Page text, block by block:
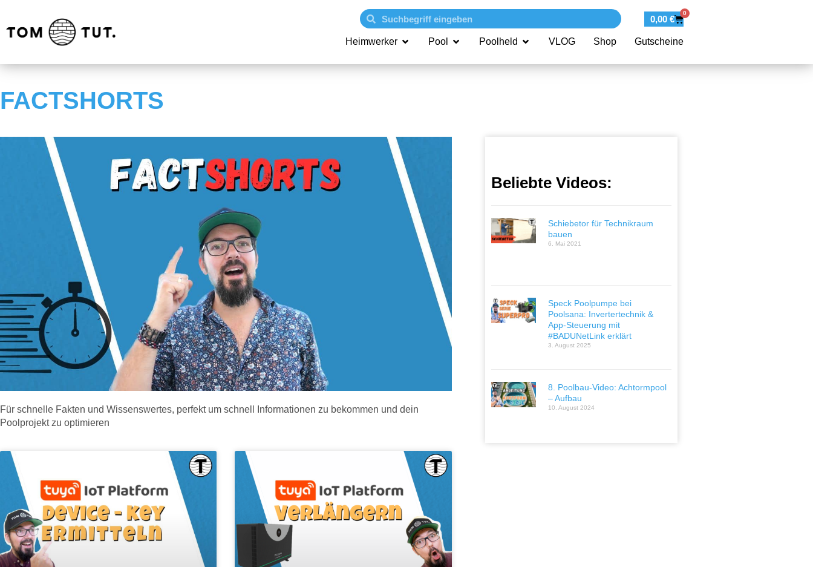
0,00 €
0
Heimwerker Pool Poolheld VLOG Shop Gutscheine
FACTSHORTS
Für schnelle Fakten und Wissenswertes, perfekt um schnell Informationen zu bekommen und dein
Poolprojekt zu optimieren
Beliebte Videos:
Schiebetor für Technikraum
bauen
6. Mai 2021
Speck Poolpumpe bei
Poolsana: Invertertechnik &
App-Steuerung mit
#BADUNetLink erklärt
3. August 2025
8. Poolbau-Video: Achtormpool
– Aufbau
10. August 2024